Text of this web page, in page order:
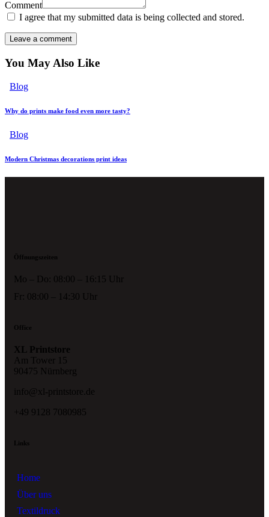
Comment
I agree that my submitted data is being collected and stored.
You May Also Like
Blog
Why do prints make food even more tasty?
Blog
Modern Christmas decorations print ideas
Öffnungszeiten
Mo – Do: 08:00 – 16:15 Uhr
Fr: 08:00 – 14:30 Uhr
Office
XL Printstore
Am Tower 15
90475 Nürnberg
info@xl-printstore.de
+49 9128 7080985
Links
Home
Über uns
Textildruck